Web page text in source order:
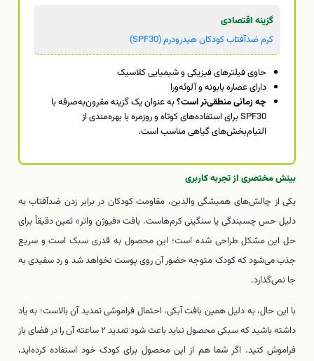
گزینه اقتصادی
کرم ضدآفتاب کودکان هیدرودرم (SPF30)
حاوی فیلترهای فیزیکی و شیمیایی کلاسیک
دارای عصاره بابونه و آلوئه‌ورا
چه زمانی منطقی‌تر است؟به عنوان یک گزینه مقرون‌به‌صرفه با
SPF30 برای استفاده‌های کوتاه و روزمره با بهره‌مندی از
التیام‌بخش‌های گیاهی مناسب است.
بینش مختصری از تجربه کاربری
یکی از چالش‌های همیشگی والدین، مقاومت کودکان در برابر زدن ضدآفتاب به
دلیل حس چسبندگی یا سنگینی کرم‌هاست. بافت «فیوژن واتر» ثمین دقیقاً برای
حل این مشکل طراحی شده است؛ این محصول به قدری سبک است و سریع
جذب می‌شود که کودک متوجه حضور آن روی پوست نخواهد شد و رد سفیدی به
جا نمی‌گذارد.
با این حال، به دلیل همین بافت آبکی، احتمال فراموشی تمدید آن بالاست؛ به یاد
داشته باشید که سبکی محصول نباید باعث شود تمدید ۲ ساعته آن را در فضای باز
فراموش کنید. اگر شما هم از این محصول برای کودک خود استفاده کرده‌اید،